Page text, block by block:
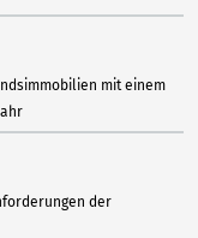
mit einem
der